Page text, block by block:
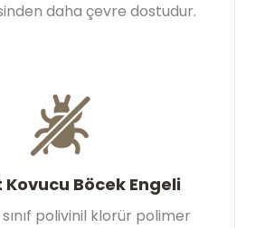
daha çevre dostudur.
Böcek Engeli
polivinil klorür polimer